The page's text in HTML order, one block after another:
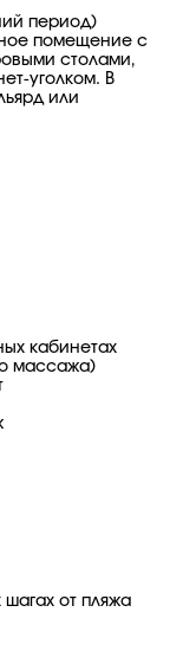
период)
помещение с
столами,
уголком. В
или
кабинетах
массажа)
от пляжа